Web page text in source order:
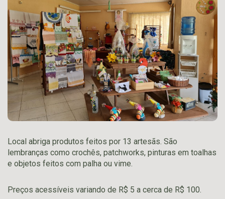
Local abriga produtos feitos por 13 artesãs. São
lembranças como crochês, patchworks, pinturas em toalhas
e objetos feitos com palha ou vime.
Preços acessíveis variando de R$ 5 a cerca de R$ 100.